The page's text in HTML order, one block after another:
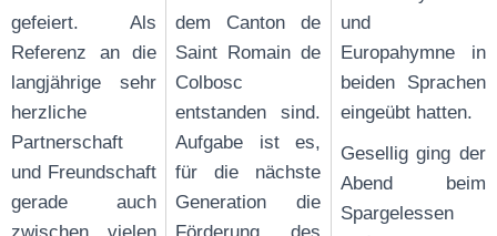
gefeiert. Als
Referenz an die
langjährige sehr
herzliche
Partnerschaft
und Freundschaft
gerade auch
dem Canton de
Saint Romain de
Colbosc
entstanden sind.
Aufgabe ist es,
für die nächste
Generation die
und
Europahymne in
beiden Sprachen
eingeübt hatten.
Gesellig ging der
Abend beim
Spargelessen